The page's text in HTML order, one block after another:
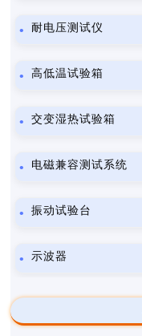
耐电压测试仪
高低温试验箱
交变湿热试验箱
电磁兼容测试系统
振动试验台
示波器